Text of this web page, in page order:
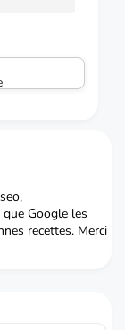
Google les
recettes. Merci